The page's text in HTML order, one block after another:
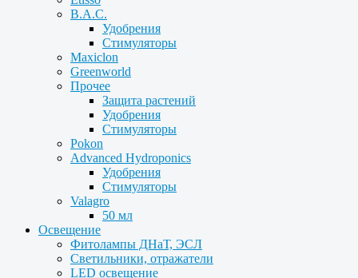
B.A.C.
Удобрения
Стимуляторы
Maxiclon
Greenworld
Прочее
Защита растений
Удобрения
Стимуляторы
Pokon
Advanced Hydroponics
Удобрения
Стимуляторы
Valagro
50 мл
Освещение
Фитолампы ДНаТ, ЭСЛ
Светильники, отражатели
LED освещение